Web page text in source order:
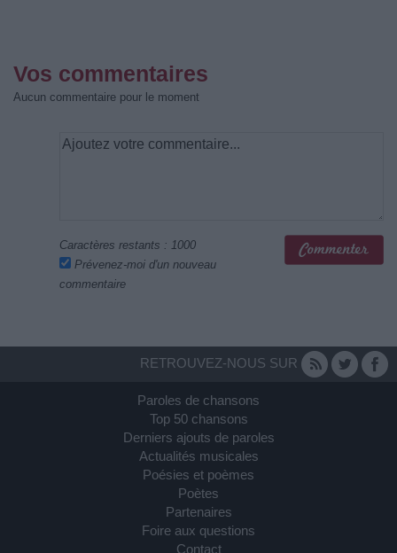
Vos commentaires
Aucun commentaire pour le moment
Caractères restants : 1000
Prévenez-moi d'un nouveau
commentaire
RETROUVEZ-NOUS SUR
Paroles de chansons
Top 50 chansons
Derniers ajouts de paroles
Actualités musicales
Poésies et poèmes
Poètes
Partenaires
Foire aux questions
Contact